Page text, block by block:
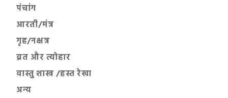
पंचांग
आरती/मंत्र
गृह/नक्षत्र
व्रत और त्योहार
वास्तु शास्त्र /हस्त रेखा
अन्य